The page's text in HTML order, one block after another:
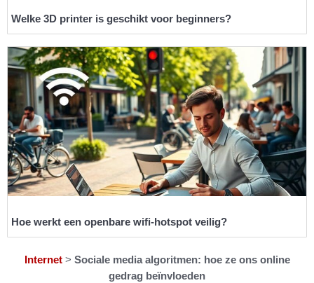
Welke 3D printer is geschikt voor beginners?
Hoe werkt een openbare wifi-hotspot veilig?
Internet> Sociale media algoritmen: hoe ze ons online
gedrag beïnvloeden